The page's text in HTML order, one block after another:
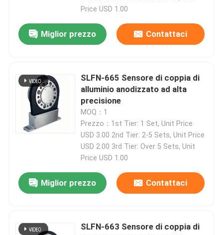
Price USD 1.00
Miglior prezzo Contattaci
SLFN-665 Sensore di coppia di
alluminio anodizzato ad alta
precisione
MOQ：1
Prezzo：1st Tier: 1 Set, Unit Price
USD 3.00 2nd Tier: 2-5 Sets, Unit Price
USD 2.00 3rd Tier: Over 5 Sets, Unit
Price USD 1.00
Miglior prezzo Contattaci
SLFN-663 Sensore di coppia di